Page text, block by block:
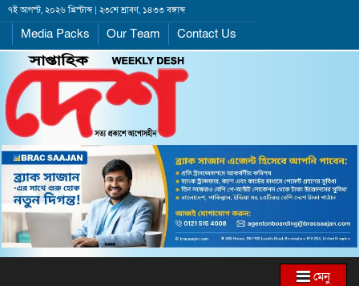
৭ই আগস্ট, ২০২৬ খ্রিস্টাব্দ | ২৩শে শ্রাবণ, ১৪৩৩ বঙ্গাব্দ
Media Packs Our Team Contact Us
মেনু